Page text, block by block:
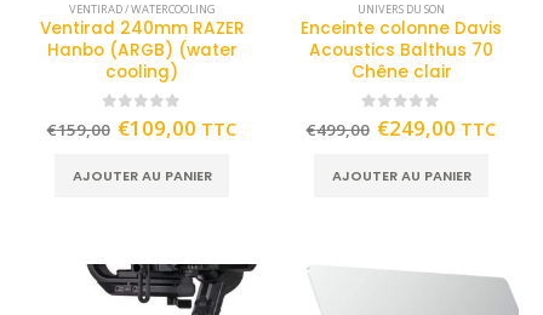
VENTIRAD / WATERCOOLING
Ventirad 240mm RAZER
Hanbo (ARGB) (water
cooling)
out of 5
€159,00 €109,00 TTC
AJOUTER AU PANIER
UNIVERS DU SON
Enceinte colonne Davis
Acoustics Balthus 70
Chêne clair
out of 5
€499,00 €249,00 TTC
AJOUTER AU PANIER